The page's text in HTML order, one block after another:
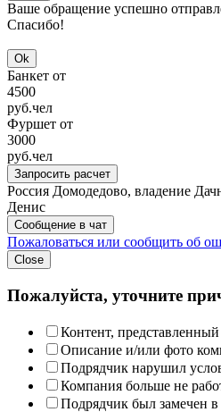
Ваше обращение успешно
Спасибо!
Ok
Банкет от
4500
руб.чел
Фуршет от
3000
руб.чел
Запросить расчет
Россия Домодедово, владение
Денис
Сообщение в чат
Пожаловаться или сообщить об
Close
Пожалуйста, уточните
Контент,
Описание и/или фото
Подрядчик нарушил
Компания больше не
Подрядчик был замечен